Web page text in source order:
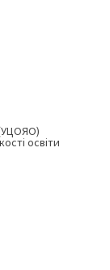
(УЦОЯО)
освіти